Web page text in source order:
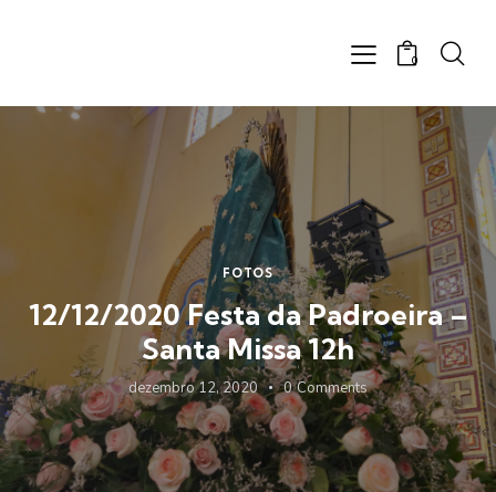
0
FOTOS
12/12/2020 Festa da Padroeira –
Santa Missa 12h
dezembro 12, 2020 0 Comments